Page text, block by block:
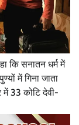
कि सनातन धर्म में
में गिना जाता
में 33 कोटि देवी-